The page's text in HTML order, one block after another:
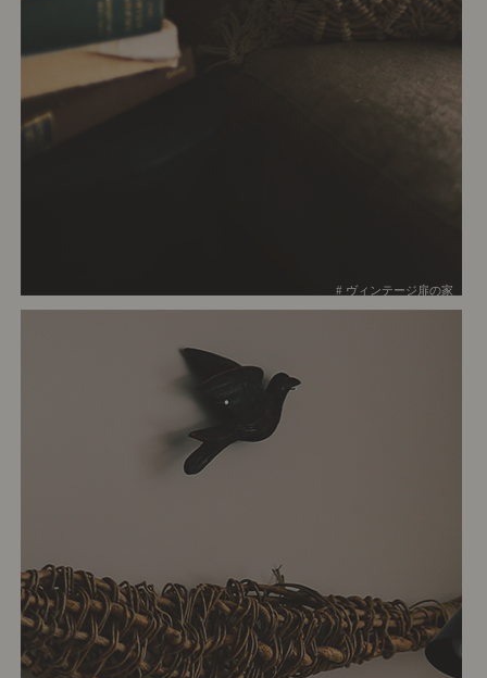
# ヴィンテージ扉の家